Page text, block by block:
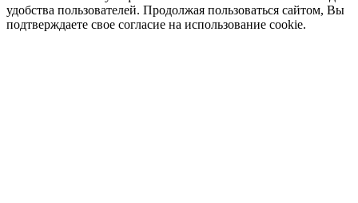
удобства пользователей. Продолжая пользоваться сайтом, Вы
подтверждаете свое согласие на использование cookie.